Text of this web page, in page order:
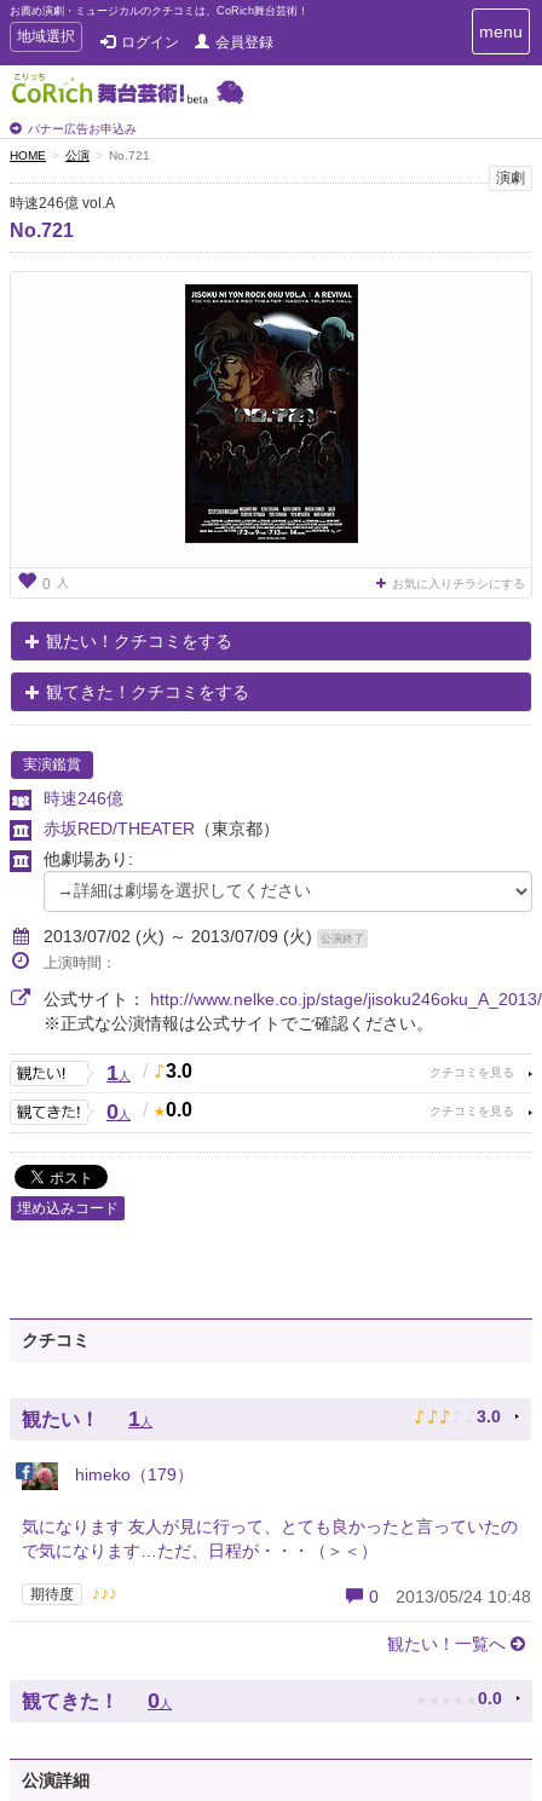
お薦め演劇・ミュージカルのクチコミは、CoRich舞台芸術！
T
o
g
g
e
n
a
v
g
地域選択 ログイン 会員登録
バナー広告お申込み
T
o
i
g
menu
HOME 公演 No.721
演劇
時速246億 vol.A
No.721
0 人 お気に入りチラシにする
観たい！クチコミをする
観てきた！クチコミをする
実演鑑賞
時速246億
赤坂RED/THEATER （東京都）
他劇場あり:
2013/07/02 (火) ～ 2013/07/09 (火) 公演終了
上演時間：
公式サイト： http://www.nelke.co.jp/stage/jisoku246oku_A_2013/
※正式な公演情報は公式サイトでご確認ください。
1人 / 3.0
0人 / 0.0
埋め込みコード
クチコミ
観たい！ 1人 ♪ ♪ ♪ ♪ ♪ 3.0
himeko（179）
気になります 友人が見に行って、とても良かったと言っていたの
で気になります…ただ、日程が・・・（＞＜）
期待度 ♪♪♪ 0 2013/05/24 10:48
観たい！一覧へ
観てきた！ 0 人 ★ ★ ★ ★ ★ 0.0
公演詳細